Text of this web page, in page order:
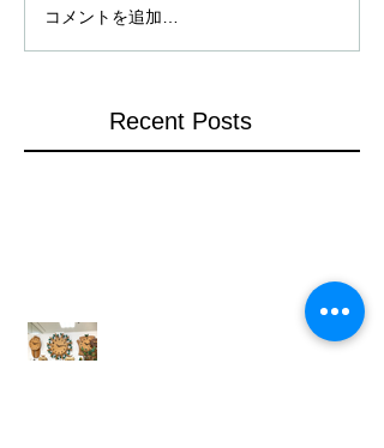
コメントを追加…
Recent Posts